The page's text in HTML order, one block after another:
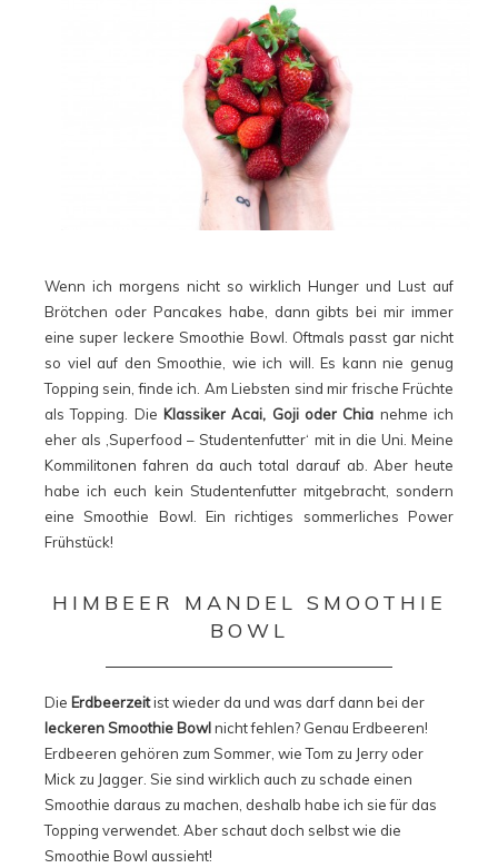
Wenn ich morgens nicht so wirklich Hunger und Lust auf
Brötchen oder Pancakes habe, dann gibts bei mir immer
eine super leckere Smoothie Bowl. Oftmals passt gar nicht
so viel auf den Smoothie, wie ich will. Es kann nie genug
Topping sein, finde ich. Am Liebsten sind mir frische Früchte
als Topping. Die Klassiker Acai, Goji oder Chia nehme ich
eher als ‚Superfood – Studentenfutter‘ mit in die Uni. Meine
Kommilitonen fahren da auch total darauf ab. Aber heute
habe ich euch kein Studentenfutter mitgebracht, sondern
eine Smoothie Bowl. Ein richtiges sommerliches Power
Frühstück!
HIMBEER MANDEL SMOOTHIE
BOWL
Die Erdbeerzeitist wieder da und was darf dann bei der
leckeren Smoothie Bowlnicht fehlen? Genau Erdbeeren!
Erdbeeren gehören zum Sommer, wie Tom zu Jerry oder
Mick zu Jagger. Sie sind wirklich auch zu schade einen
Smoothie daraus zu machen, deshalb habe ich sie für das
Topping verwendet. Aber schaut doch selbst wie die
Smoothie Bowl aussieht!